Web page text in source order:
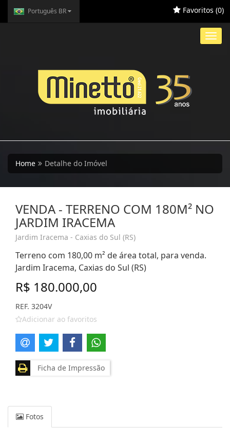
Português BR Favoritos (0)
Home Detalhe do Imóvel
VENDA - TERRENO COM 180M² NO
JARDIM IRACEMA
Jardim Iracema - Caxias do Sul (RS)
Terreno com 180,00 m² de área total, para venda.
Jardim Iracema, Caxias do Sul (RS)
R$ 180.000,00
REF. 3204V
Adicionar ao favoritos
Ficha de Impressão
Fotos